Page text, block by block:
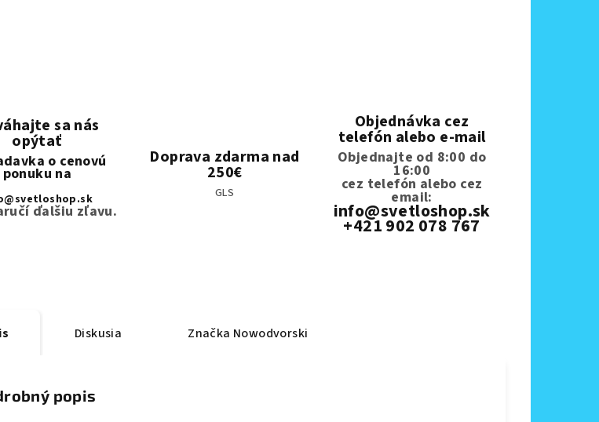
sa nás
opýtať
o cenovú
ponuku na
ďalšiu zľavu.
Doprava zdarma nad
250€
GLS
Objednávka cez
telefón alebo e-mail
Objednajte od 8:00 do
16:00
cez telefón alebo cez
email:
info@svetloshop.sk
+421 902 078 767
Diskusia Značka Nowodvorski
popis